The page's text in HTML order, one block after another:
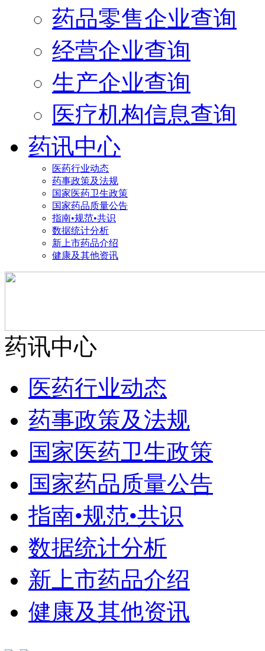
药品零售企业查询
经营企业查询
生产企业查询
医疗机构信息查询
药讯中心
医药行业动态
药事政策及法规
国家医药卫生政策
国家药品质量公告
指南•规范•共识
数据统计分析
新上市药品介绍
健康及其他资讯
药讯中心
医药行业动态
药事政策及法规
国家医药卫生政策
国家药品质量公告
指南•规范•共识
数据统计分析
新上市药品介绍
健康及其他资讯